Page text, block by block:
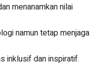
menanamkan nilai
namun tetap menjaga
inklusif dan inspiratif.